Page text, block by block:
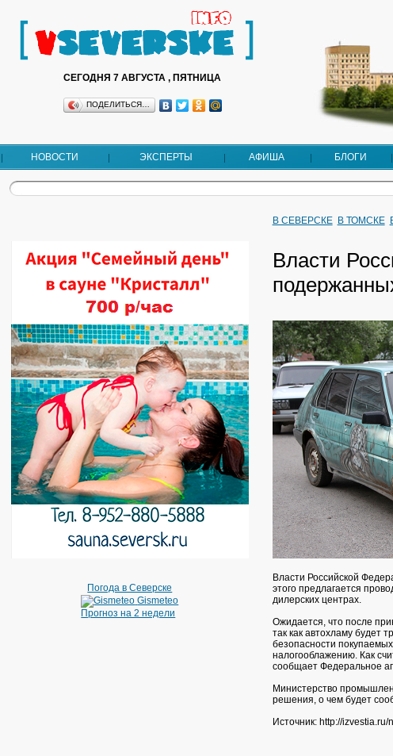
СЕГОДНЯ 7 АВГУСТА , ПЯТНИЦА
ПОДЕЛИТЬСЯ…
НОВОСТИ ЭКСПЕРТЫ АФИША БЛОГИ
Погода в Северске
Gismeteo
Прогноз на 2 недели
В СЕВЕРСКЕ В ТОМСКЕ
Власти
Власти Российской
этого предлагается
дилерских центрах.
Ожидается, что после
так как автохламу будет
безопасности
налогооблажению. Как
сообщает Федеральное
Министерство
решения, о чем будет
Источник: http://